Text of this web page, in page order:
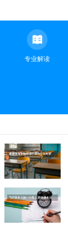
专业解读